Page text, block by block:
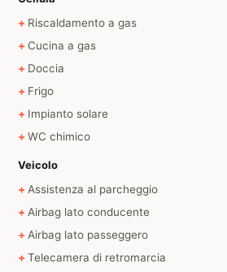
Riscaldamento a gas
Cucina a gas
Doccia
Frigo
Impianto solare
WC chimico
Veicolo
Assistenza al parcheggio
Airbag lato conducente
Airbag lato passeggero
Telecamera di retromarcia